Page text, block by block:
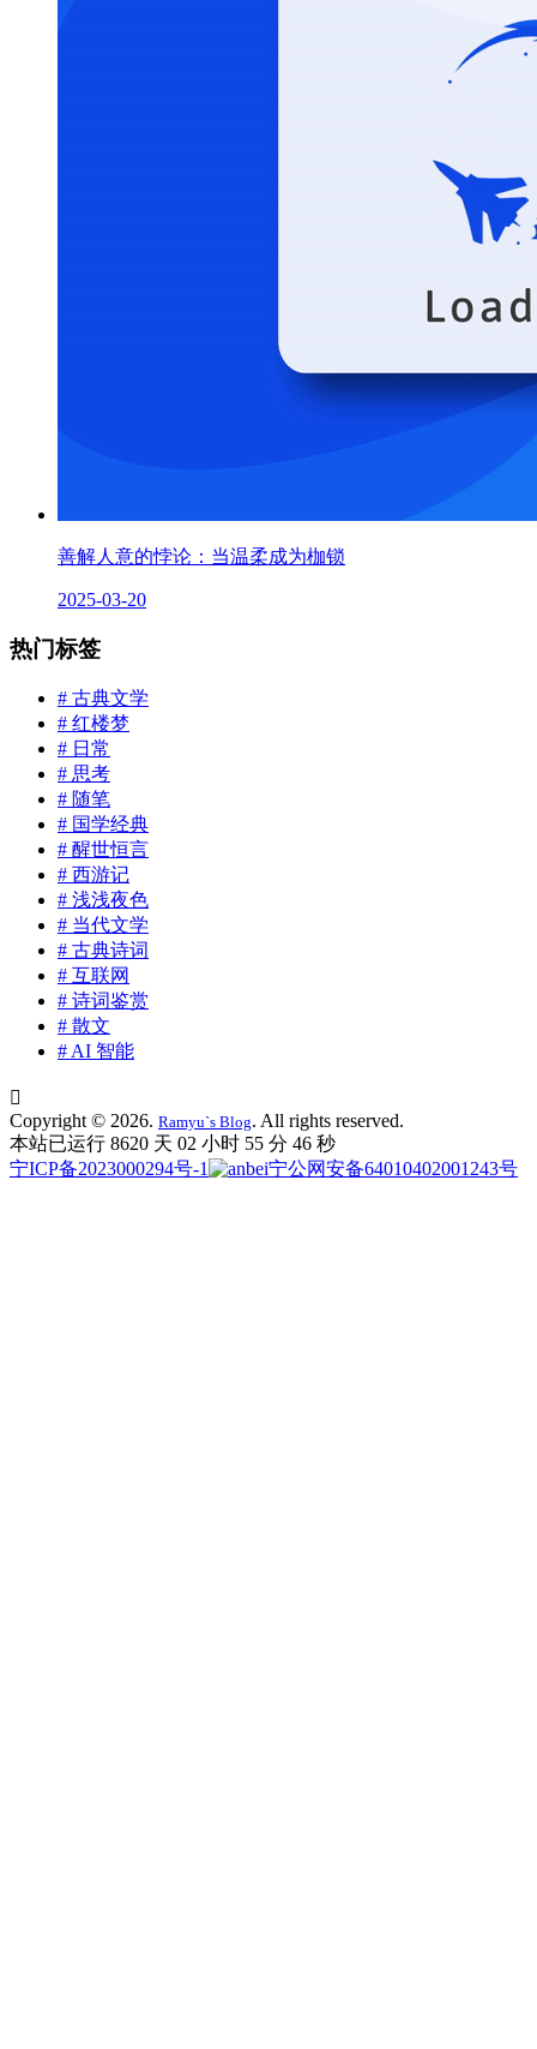
善解人意的悖论：当温柔成为枷锁
2025-03-20
热门标签
# 古典文学
# 红楼梦
# 日常
# 思考
# 随笔
# 国学经典
# 醒世恒言
# 西游记
# 浅浅夜色
# 当代文学
# 古典诗词
# 互联网
# 诗词鉴赏
# 散文
# AI 智能

Copyright © 2026. Ramyu`s Blog. All rights reserved.
本站已运行 8620 天 02 小时 55 分 47 秒
宁ICP备2023000294号-1
宁公网安备64010402001243号